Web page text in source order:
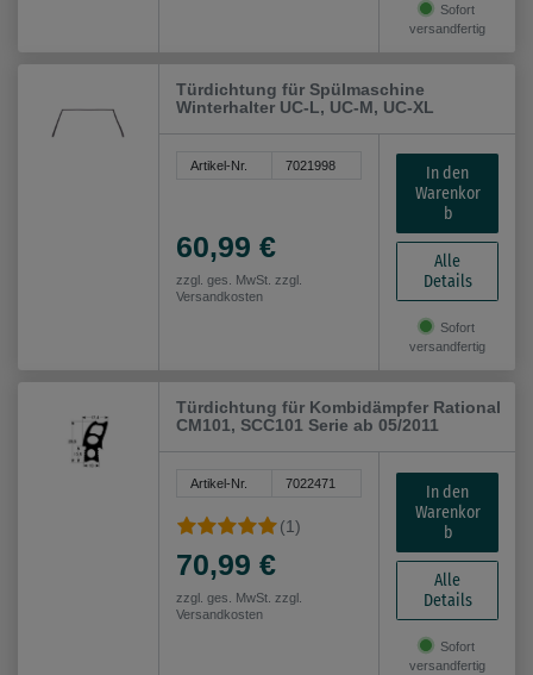
Sofort
versandfertig
Türdichtung für Spülmaschine
Winterhalter UC-L, UC-M, UC-XL
Artikel-Nr. 7021998
60,99 €
zzgl. ges. MwSt. zzgl.
Versandkosten
In den
Warenkor
b
Alle
Details
Sofort
versandfertig
Türdichtung für Kombidämpfer Rational
CM101, SCC101 Serie ab 05/2011
Artikel-Nr. 7022471
(1)
70,99 €
zzgl. ges. MwSt. zzgl.
Versandkosten
In den
Warenkor
b
Alle
Details
Sofort
versandfertig